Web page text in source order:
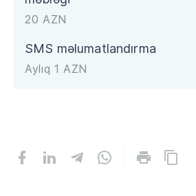
20 AZN
SMS məlumatlandırma
Aylıq 1 AZN